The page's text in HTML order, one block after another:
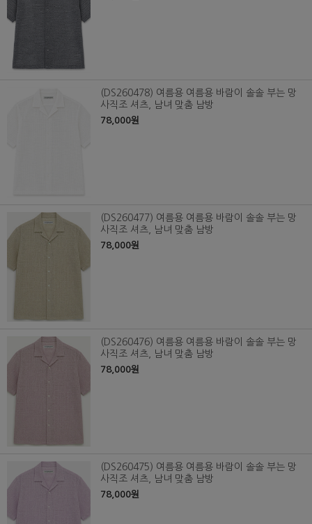
(DS260478) 여름용 여름용 바람이 솔솔 부는 망
사직조 셔츠, 남녀 맞춤 남방
78,000원
(DS260477) 여름용 여름용 바람이 솔솔 부는 망
사직조 셔츠, 남녀 맞춤 남방
78,000원
(DS260476) 여름용 여름용 바람이 솔솔 부는 망
사직조 셔츠, 남녀 맞춤 남방
78,000원
(DS260475) 여름용 여름용 바람이 솔솔 부는 망
사직조 셔츠, 남녀 맞춤 남방
78,000원